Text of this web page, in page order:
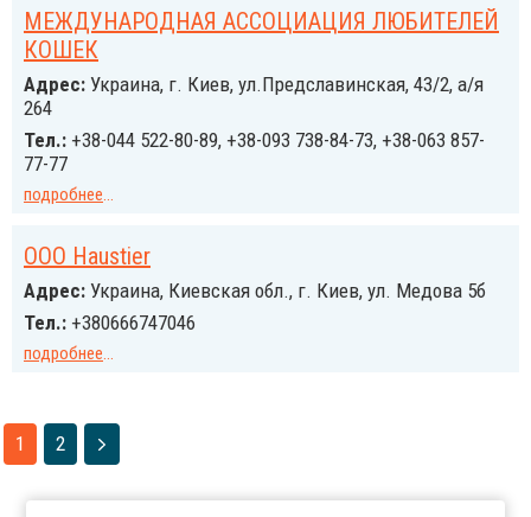
МЕЖДУНАРОДНАЯ АССОЦИАЦИЯ ЛЮБИТЕЛЕЙ
КОШЕК
Адрес: Украина, г. Киев, ул.Предславинская, 43/2, а/я
264
Тел.: +38-044 522-80-89, +38-093 738-84-73, +38-063 857-
77-77
подробнее...
ООО Haustier
Адрес: Украина, Киевская обл., г. Киев, ул. Медова 5б
Тел.: +380666747046
подробнее...
1 2